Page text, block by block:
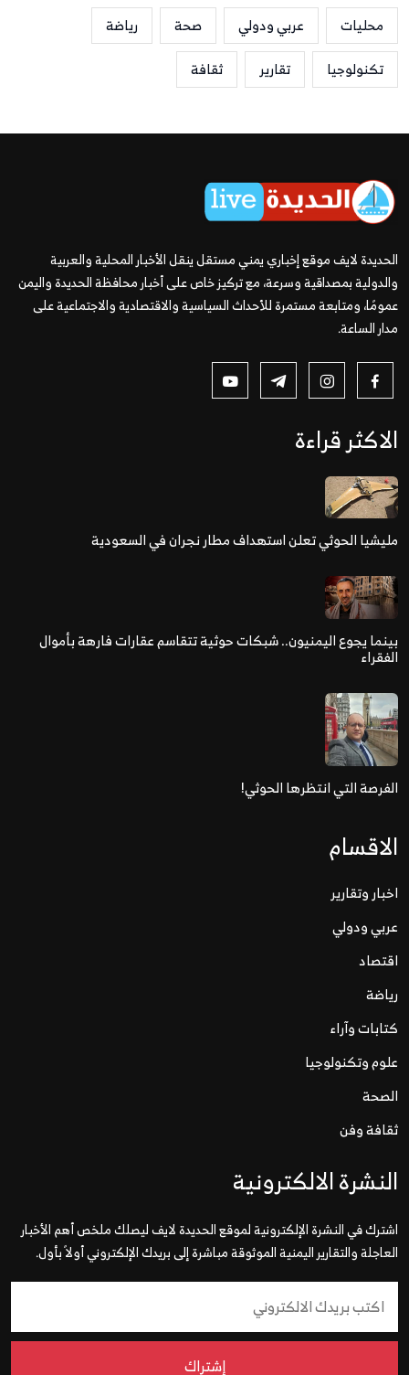
محليات
عربي ودولي صحة
رياضة
تكنولوجيا
تقارير ثقافة
الحديدة لايف موقع إخباري يمني مستقل ينقل الأخبار المحلية والعربية
والدولية بمصداقية وسرعة، مع تركيز خاص على أخبار محافظة الحديدة واليمن
عمومًا، ومتابعة مستمرة للأحداث السياسية والاقتصادية والاجتماعية على
مدار الساعة.
الاكثر قراءة
مليشيا الحوثي تعلن استهداف مطار نجران في السعودية
بينما يجوع اليمنيون.. شبكات حوثية تتقاسم عقارات فارهة بأموال
الفقراء
الفرصة التي انتظرها الحوثي!
الاقسام
اخبار وتقارير
عربي ودولي
اقتصاد
رياضة
كتابات وآراء
علوم وتكنولوجيا
الصحة
ثقافة وفن
النشرة الالكترونية
اشترك في النشرة الإلكترونية لموقع الحديدة لايف ليصلك ملخص أهم الأخبار
العاجلة والتقارير اليمنية الموثوقة مباشرة إلى بريدك الإلكتروني أولاً بأول.
إشتراك